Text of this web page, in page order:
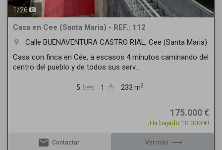
1 /26
Casa en Cee (Santa Maria) - REF.: 112
room
Calle BUENAVENTURA CASTRO RIAL, Cee (Santa Maria)
Casa con finca en Cée, a escasos 4 minutos caminando del
centro del pueblo y de todos sus serv...
5 1 233 m2
175.000 €
¡Ha bajado 10.000 €!
email Contactar Ver más trending_flat